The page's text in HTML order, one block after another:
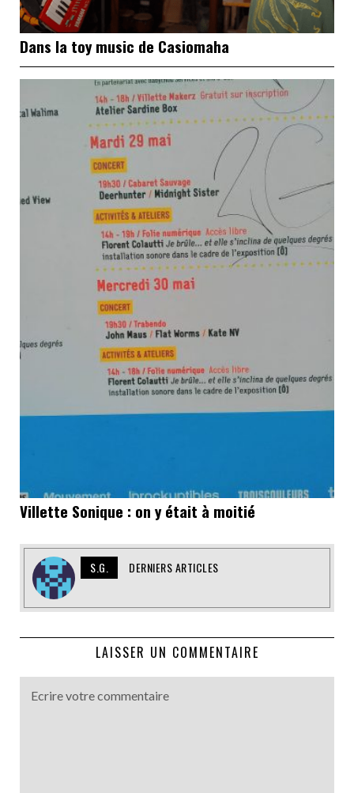
Dans la toy music de Casiomaha
Villette Sonique : on y était à moitié
S.G. DERNIERS ARTICLES
LAISSER UN COMMENTAIRE